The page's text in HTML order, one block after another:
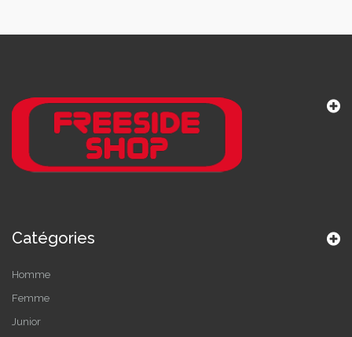
Catégories
Homme
Femme
Junior